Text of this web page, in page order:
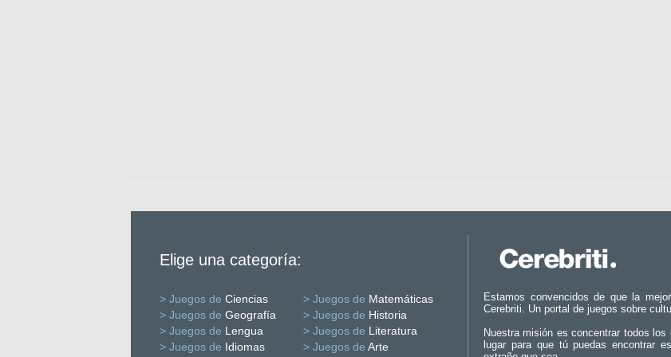
Elige una categoría:
> Juegos de Ciencias > Juegos de Matemáticas
> Juegos de Geografía > Juegos de Historia
> Juegos de Lengua > Juegos de Literatura
> Juegos de Idiomas > Juegos de Arte
Estamos convencidos de que la
Cerebriti. Un portal de juegos sobre
Nuestra misión es concentrar todos
lugar para que tú puedas encontrar